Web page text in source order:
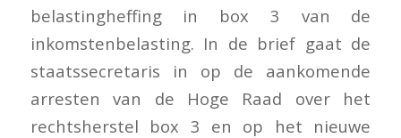
belastingheffing in box 3 van de
inkomstenbelasting. In de brief gaat de
staatssecretaris in op de aankomende
arresten van de Hoge Raad over het
rechtsherstel box 3 en op het nieuwe